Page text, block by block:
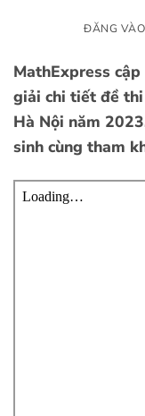
ĐĂNG VÀO
MathExpress
giải chi tiết đề thi
Hà Nội năm
sinh cùng tham